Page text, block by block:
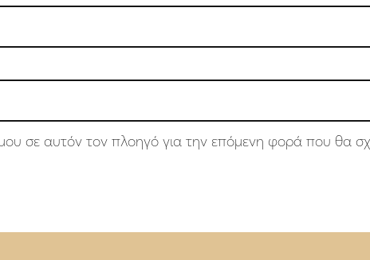
σε αυτόν τον πλοηγό για την επόμενη φορά που θα